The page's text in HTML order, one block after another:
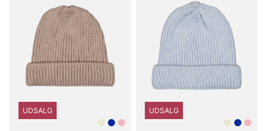
UDSALG UDSALG